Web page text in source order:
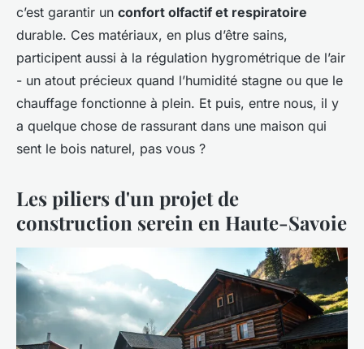
c’est garantir un confort olfactif et respiratoire
durable. Ces matériaux, en plus d’être sains,
participent aussi à la régulation hygrométrique de l’air
- un atout précieux quand l’humidité stagne ou que le
chauffage fonctionne à plein. Et puis, entre nous, il y
a quelque chose de rassurant dans une maison qui
sent le bois naturel, pas vous ?
Les piliers d'un projet de
construction serein en Haute-Savoie